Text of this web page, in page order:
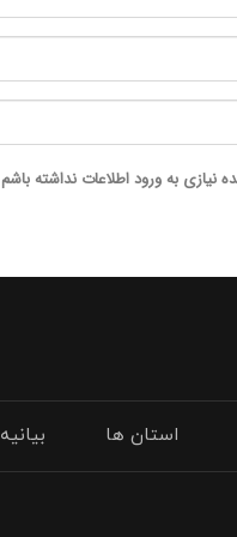
نیازی به ورود اطلاعات نداشته باشم
استان ها بیانیه